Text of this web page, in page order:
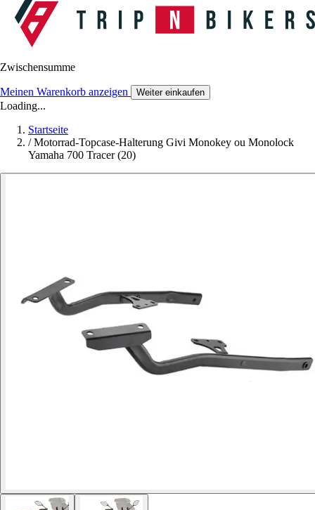
Zwischensumme
Meinen Warenkorb anzeigen Weiter einkaufen
Loading...
Startseite
/ Motorrad-Topcase-Halterung Givi Monokey ou Monolock
Yamaha 700 Tracer (20)